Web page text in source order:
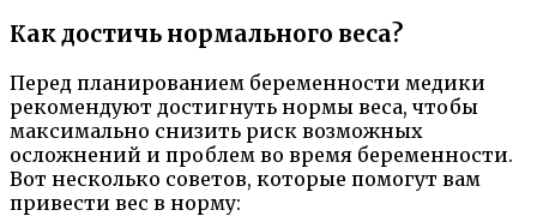
Как достичь нормального веса?
Перед планированием беременности медики
рекомендуют достигнуть нормы веса, чтобы
максимально снизить риск возможных
осложнений и проблем во время беременности.
Вот несколько советов, которые помогут вам
привести вес в норму: